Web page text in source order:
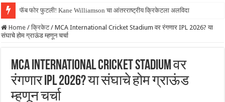
फॅब फोर फुटली! Kane Williamson चा आंतरराष्ट्रीय क्रिकेटला अलविदा
Home / क्रिकेट / MCA International Cricket Stadium वर रंगणार IPL 2026? या
संघाचे होम ग्राऊंड म्हणून चर्चा
MCA International Cricket Stadium वर
रंगणार IPL 2026? या संघाचे होम ग्राऊंड
म्हणून चर्चा